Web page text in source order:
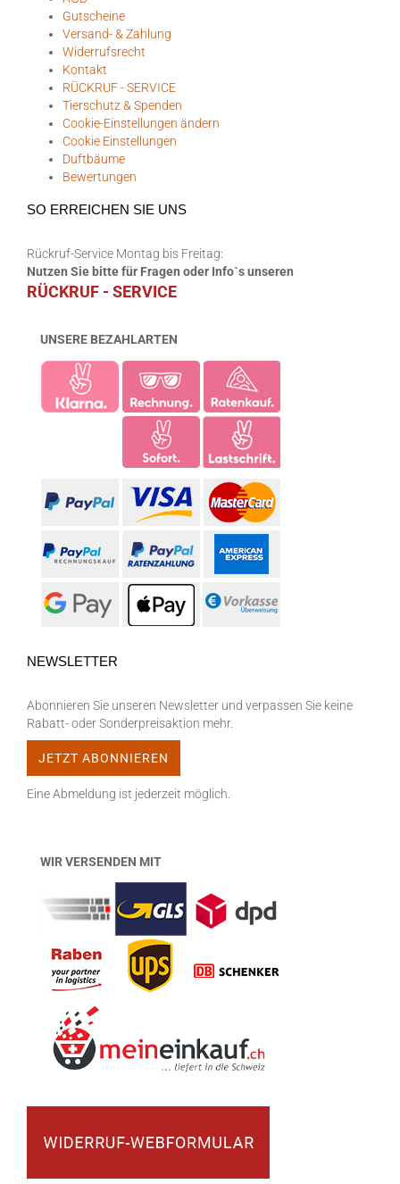
Gutscheine
Versand- & Zahlung
Widerrufsrecht
Kontakt
RÜCKRUF - SERVICE
Tierschutz & Spenden
Cookie-Einstellungen ändern
Cookie Einstellungen
Duftbäume
Bewertungen
SO ERREICHEN SIE UNS
Rückruf-Service Montag bis Freitag:
Nutzen Sie bitte für Fragen oder Info`s unseren
RÜCKRUF - SERVICE
UNSERE BEZAHLARTEN
NEWSLETTER
Abonnieren Sie unseren Newsletter und verpassen Sie keine
Rabatt- oder Sonderpreisaktion mehr.
Eine Abmeldung ist jederzeit möglich.
WIR VERSENDEN MIT